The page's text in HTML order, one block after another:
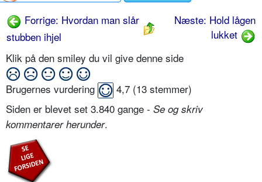
Forrige: Hvordan man slår
stubben ihjel
Næste: Hold lågen
lukket
Klik på den smiley du vil give denne side
Brugernes vurdering 4,7 (13 stemmer)
Siden er blevet set 3.840 gange - Se og skriv
kommentarer herunder.